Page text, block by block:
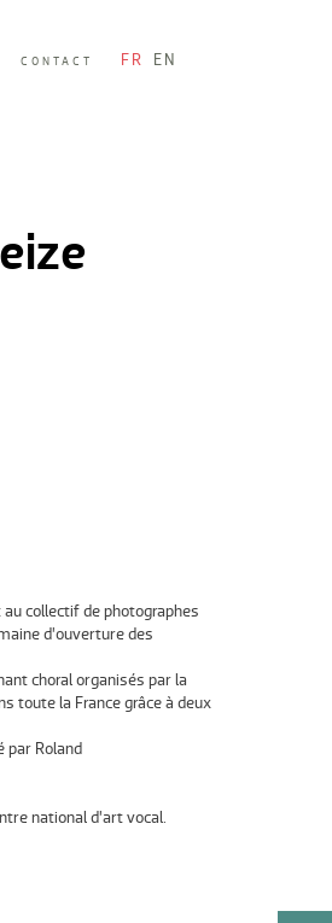
CONTACT FR EN
collectif de photographes
d’ouverture des
choral organisés par la
toute la France grâce à deux
par Roland
national d’art vocal.